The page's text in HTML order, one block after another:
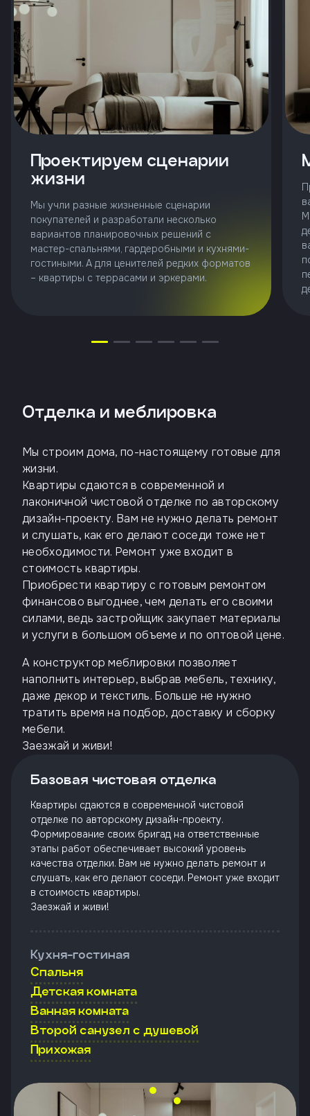
Проектируем сценарии
жизни
Мы учли разные жизненные сценарии
покупателей и разработали несколько
вариантов планировочных решений с
мастер-спальнями, гардеробными и кухнями-
гостиными. А для ценителей редких форматов
– квартиры с террасами и эркерами.
Отделка и меблировка
Мы строим дома, по-настоящему готовые для
жизни.
Квартиры сдаются в современной и
лаконичной чистовой отделке по авторскому
дизайн-проекту. Вам не нужно делать ремонт
и слушать, как его делают соседи тоже нет
необходимости. Ремонт уже входит в
стоимость квартиры.
Приобрести квартиру с готовым ремонтом
финансово выгоднее, чем делать его своими
силами, ведь застройщик закупает материалы
и услуги в большом объеме и по оптовой цене.
А конструктор меблировки позволяет
наполнить интерьер, выбрав мебель, технику,
даже декор и текстиль. Больше не нужно
тратить время на подбор, доставку и сборку
мебели.
Заезжай и живи!
Базовая чистовая отделка
Квартиры сдаются в современной чистовой
отделке по авторскому дизайн-проекту.
Формирование своих бригад на ответственные
этапы работ обеспечивает высокий уровень
качества отделки. Вам не нужно делать ремонт и
слушать, как его делают соседи. Ремонт уже входит
в стоимость квартиры.
Заезжай и живи!
Кухня-гостиная
Спальня
Детская комната
Ванная комната
Второй санузел с душевой
Прихожая
с
политики
конфиденциальности
(343)
Заказать
звонок